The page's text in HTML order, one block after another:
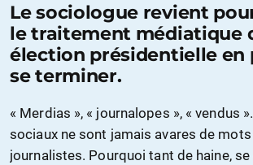
Le sociologue revient
le traitement médiatique
élection présidentielle en
se terminer.
« Merdias », « journalopes », « vendus
sociaux ne sont jamais avares de
journalistes. Pourquoi tant de haine,